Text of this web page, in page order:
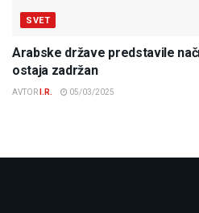
SVET
Arabske države predstavile
ostaja zadržan
AVTOR I.R. 05/03/2025